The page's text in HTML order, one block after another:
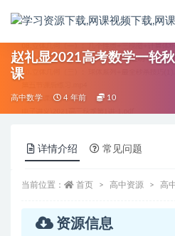
赵礼显2021高考数学一轮
课
高中数学 4 年前 10
详情介绍 常见问题
当前位置： 首页 高中资源 高
资源信息